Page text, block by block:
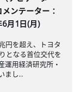
ンテーター：
月1日(月)
円を超え、トヨタ
となる首位交代を
運用経済研究所・
まし...